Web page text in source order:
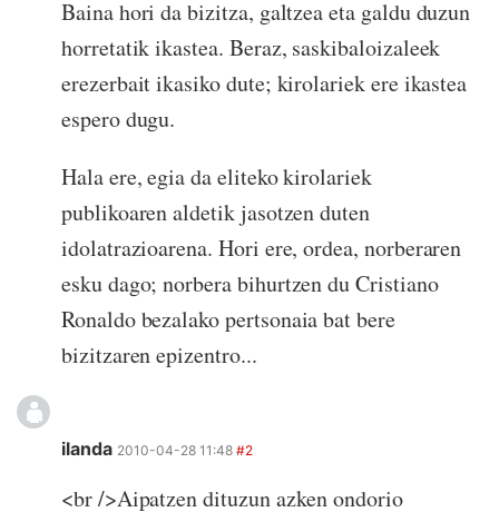
Baina hori da bizitza, galtzea eta galdu duzun
horretatik ikastea. Beraz, saskibaloizaleek
erezerbait ikasiko dute; kirolariek ere ikastea
espero dugu.
Hala ere, egia da eliteko kirolariek
publikoaren aldetik jasotzen duten
idolatrazioarena. Hori ere, ordea, norberaren
esku dago; norbera bihurtzen du Cristiano
Ronaldo bezalako pertsonaia bat bere
bizitzaren epizentro...
ilanda 2010-04-28 11:48 #2
<br />Aipatzen dituzun azken ondorio